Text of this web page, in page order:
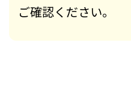
ご確認ください。